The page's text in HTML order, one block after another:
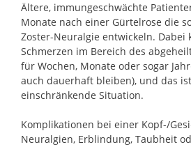
Ältere, immungeschwächte
Monate nach einer Gürtelrose die
Zoster-Neuralgie entwickeln. Dabei
Schmerzen im Bereich des
für Wochen, Monate oder sogar
auch dauerhaft bleiben), und das
einschränkende Situation.
Komplikationen bei einer Kopf-/
Neuralgien, Erblindung, Taubheit